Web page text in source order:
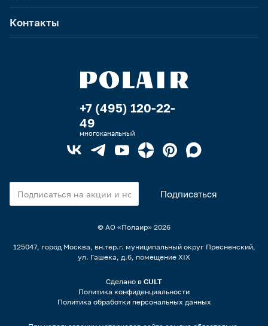
Контакты
+7 (495) 120-22-
49
многоканальный
© АО «Полаир» 2026
125047, город Москва, вн.тер.г. муниципальный округ Пресненский,
ул. Гашека, д.6, помещение XIX
Сделано в CULT
Политика конфиденциальности
Политика обработки персональных данных